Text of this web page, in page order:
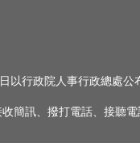
以行政院人事行政總處公
簡訊、撥打電話、接聽